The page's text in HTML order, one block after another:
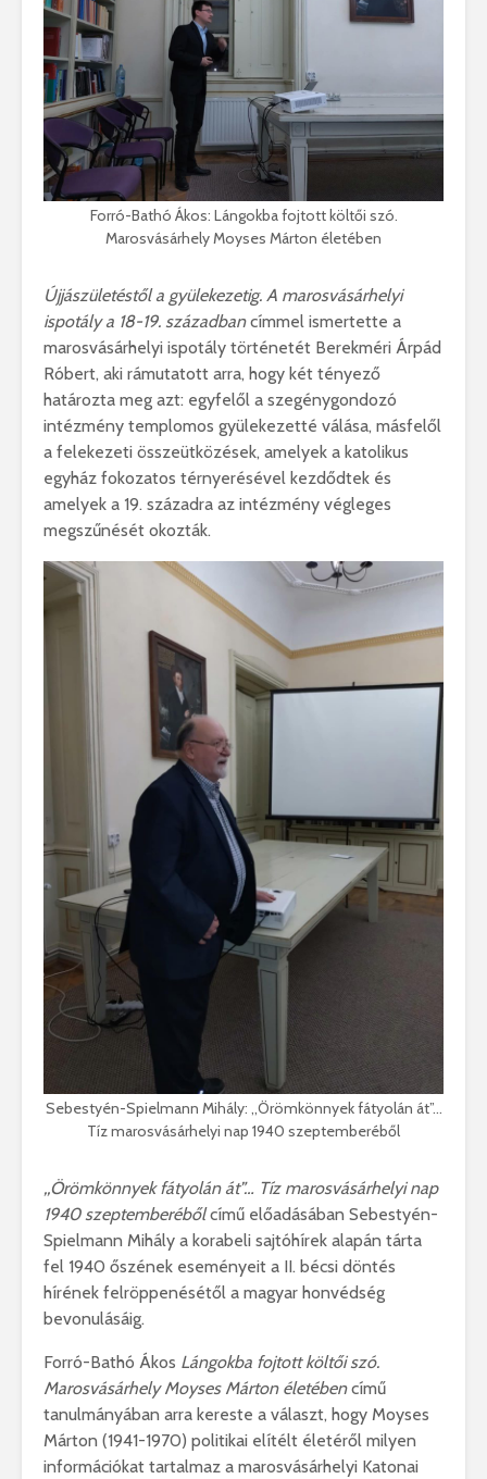
Forró-Bathó Ákos: Lángokba fojtott költői szó.
Marosvásárhely Moyses Márton életében
Újjászületéstől a gyülekezetig. A marosvásárhelyi
ispotály a 18-19. századbancímmel ismertette a
marosvásárhelyi ispotály történetét Berekméri Árpád
Róbert, aki rámutatott arra, hogy két tényező
határozta meg azt: egyfelől a szegénygondozó
intézmény templomos gyülekezetté válása, másfelől
a felekezeti összeütközések, amelyek a katolikus
egyház fokozatos térnyerésével kezdődtek és
amelyek a 19. századra az intézmény végleges
megszűnését okozták.
Sebestyén-Spielmann Mihály: ,,Örömkönnyek fátyolán át”…
Tíz marosvásárhelyi nap 1940 szeptemberéből
,,Örömkönnyek fátyolán át”… Tíz marosvásárhelyi nap
1940 szeptemberébőlcímű előadásában Sebestyén-
Spielmann Mihály a korabeli sajtóhírek alapán tárta
fel 1940 őszének eseményeit a II. bécsi döntés
hírének felröppenésétől a magyar honvédség
bevonulásáig.
Forró-Bathó Ákos Lángokba fojtott költői szó.
Marosvásárhely Moyses Márton életébencímű
tanulmányában arra kereste a választ, hogy Moyses
Márton (1941-1970) politikai elítélt életéről milyen
információkat tartalmaz a marosvásárhelyi Katonai